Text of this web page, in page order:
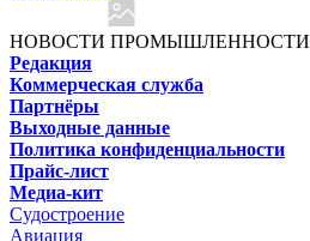
НОВОСТИ ПРОМЫШЛЕННОСТИ
Редакция
Коммерческая служба
Партнёры
Выходные данные
Политика конфиденциальности
Прайс-лист
Медиа-кит
Судостроение
Авиация